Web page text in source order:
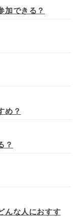
加できる？
め？
？
んな人におすす